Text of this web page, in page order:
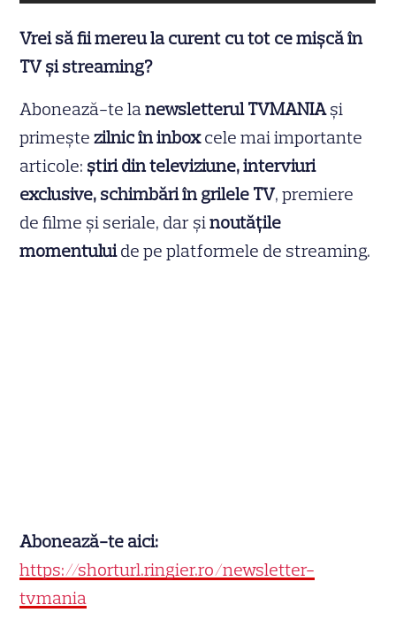
Vrei să fii mereu la curent cu tot ce mișcă în
TV și streaming?
Abonează-te lanewsletterul TVMANIAși
primește zilnic în inboxcele mai importante
articole: știri din televiziune, interviuri
exclusive, schimbări în grilele TV, premiere
de filme și seriale, dar șinoutățile
momentuluide pe platformele de streaming.
Abonează-te aici:
https://shorturl.ringier.ro/newsletter-
tvmania